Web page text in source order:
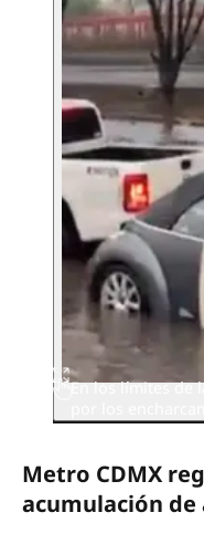
En los límites de
Metro CDMX
acumulación de